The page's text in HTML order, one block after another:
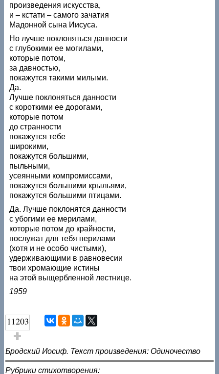
произведения искусства,
и – кстати – самого зачатия
Мадонной сына Иисуса.
Но лучше поклоняться данности
с глубокими ее могилами,
которые потом,
за давностью,
покажутся такими милыми.
Да.
Лучше поклоняться данности
с короткими ее дорогами,
которые потом
до странности
покажутся тебе
широкими,
покажутся большими,
пыльными,
усеянными компромиссами,
покажутся большими крыльями,
покажутся большими птицами.
Да. Лучше поклонятся данности
с убогими ее мерилами,
которые потом до крайности,
послужат для тебя перилами
(хотя и не особо чистыми),
удерживающими в равновесии
твои хромающие истины
на этой выщербленной лестнице.
1959
11203
Голос за!
Бродский Иосиф. Текст произведения: Одиночество
Рубрики стихотворения: